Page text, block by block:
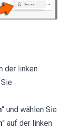
der linken
" und wählen Sie
" auf der linken